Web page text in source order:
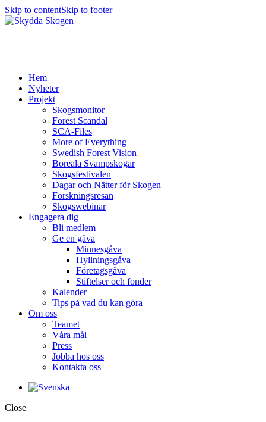
Skip to contentSkip to footer
Hem
Nyheter
Projekt
Skogsmonitor
Forest Scandal
SCA-Files
More of Everything
Swedish Forest Vision
Boreala Svampskogar
Skogsfestivalen
Dagar och Nätter för Skogen
Forskningsresan
Skogswebinar
Engagera dig
Bli medlem
Ge en gåva
Minnesgåva
Hyllningsgåva
Företagsgåva
Stiftelser och fonder
Kalender
Tips på vad du kan göra
Om oss
Teamet
Våra mål​
Press
Jobba hos oss
Kontakta oss
Close